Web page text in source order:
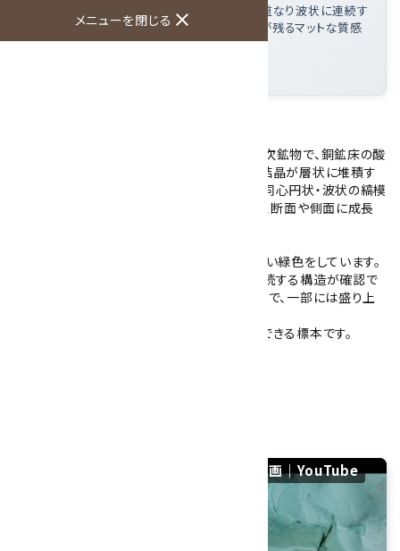
メニューを閉じる close
: 側面に細い縞が幾重にも重なり波状に連続す
る成長構造が確認でき、表面は自然の起伏が残るマットな質感
マラカイトは炭酸塩鉱物に分類される銅の二次鉱物で、銅鉱床の酸
化帯で生成します。放射状に集合した微細な結晶が層状に堆積す
る性質があり、その成長構造が断面や側面に同心円状・波状の縞模
様として現れます。塊状で産出することが多く、断面や側面に成長
こちらのマラカイトは塊状の原石で、全体は淡い緑色をしています。
側面には細い縞が幾重にも重なり、波状に連続する構造が確認で
きます。表面は自然の起伏が残るマットな質感で、一部には盛り上
研磨品とは異なり、成長構造をそのまま観察できる標本です。
マラカイト (孔雀石) 原石 430gの紹介動画｜YouTube